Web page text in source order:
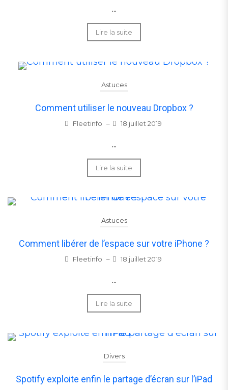
...
Lire la suite
Astuces
Comment utiliser le nouveau Dropbox ?
Fleetinfo – 18 juillet 2019
...
Lire la suite
Astuces
Comment libérer de l’espace sur votre iPhone ?
Fleetinfo – 18 juillet 2019
...
Lire la suite
Divers
Spotify exploite enfin le partage d’écran sur l’iPad